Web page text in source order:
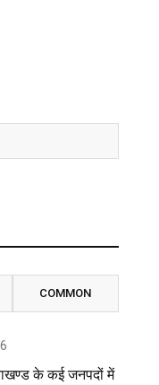
COMMON
के कई जनपदों में